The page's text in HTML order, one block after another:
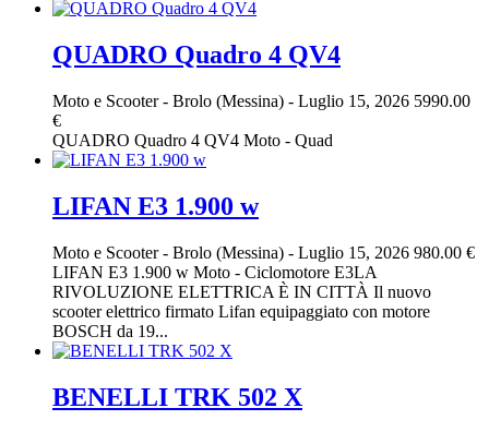
QUADRO Quadro 4 QV4
Moto e Scooter- Brolo (Messina) - Luglio 15, 2026 5990.00
€
QUADRO Quadro 4 QV4 Moto - Quad
LIFAN E3 1.900 w
Moto e Scooter- Brolo (Messina) - Luglio 15, 2026 980.00 €
LIFAN E3 1.900 w Moto - Ciclomotore E3LA
RIVOLUZIONE ELETTRICA È IN CITTÀ Il nuovo
scooter elettrico firmato Lifan equipaggiato con motore
BOSCH da 19...
BENELLI TRK 502 X